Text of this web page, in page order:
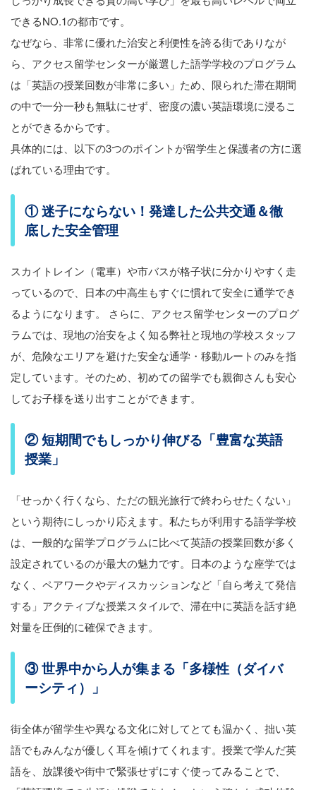
できるNO.1の都市です。
なぜなら、非常に優れた治安と利便性を誇る街でありなが
ら、アクセス留学センターが厳選した語学学校のプログラム
は「英語の授業回数が非常に多い」ため、限られた滞在期間
の中で一分一秒も無駄にせず、密度の濃い英語環境に浸るこ
とができるからです。
具体的には、以下の3つのポイントが留学生と保護者の方に選
ばれている理由です。
① 迷子にならない！発達した公共交通＆徹
底した安全管理
スカイトレイン（電車）や市バスが格子状に分かりやすく走
っているので、日本の中高生もすぐに慣れて安全に通学でき
るようになります。 さらに、アクセス留学センターのプログ
ラムでは、現地の治安をよく知る弊社と現地の学校スタッフ
が、危険なエリアを避けた安全な通学・移動ルートのみを指
定しています。そのため、初めての留学でも親御さんも安心
してお子様を送り出すことができます。
② 短期間でもしっかり伸びる「豊富な英語
授業」
「せっかく行くなら、ただの観光旅行で終わらせたくない」
という期待にしっかり応えます。私たちが利用する語学学校
は、一般的な留学プログラムに比べて英語の授業回数が多く
設定されているのが最大の魅力です。日本のような座学では
なく、ペアワークやディスカッションなど「自ら考えて発信
する」アクティブな授業スタイルで、滞在中に英語を話す絶
対量を圧倒的に確保できます。
③ 世界中から人が集まる「多様性（ダイバ
ーシティ）」
街全体が留学生や異なる文化に対してとても温かく、拙い英
語でもみんなが優しく耳を傾けてくれます。授業で学んだ英
語を、放課後や街中で緊張せずにすぐ使ってみることで、